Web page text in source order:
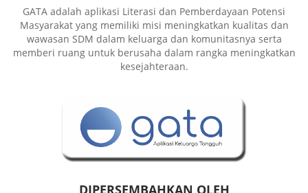
GATA adalah aplikasi Literasi dan Pemberdayaan Potensi
Masyarakat yang memiliki misi meningkatkan kualitas dan
wawasan SDM dalam keluarga dan komunitasnya serta
memberi ruang untuk berusaha dalam rangka meningkatkan
kesejahteraan.
DIPERSEMBAHKAN OLEH